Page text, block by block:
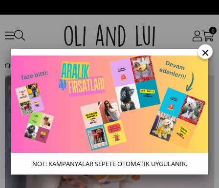
0
×
NOT: KAMPANYALAR SEPETE OTOMATİK UYGULANIR.